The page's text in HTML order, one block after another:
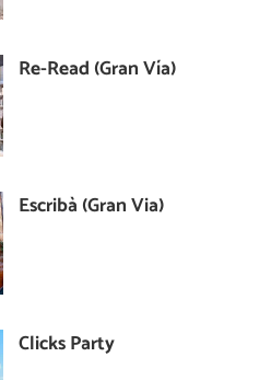
Re-Read (Gran Vía)
Escribà (Gran Via)
Clicks Party